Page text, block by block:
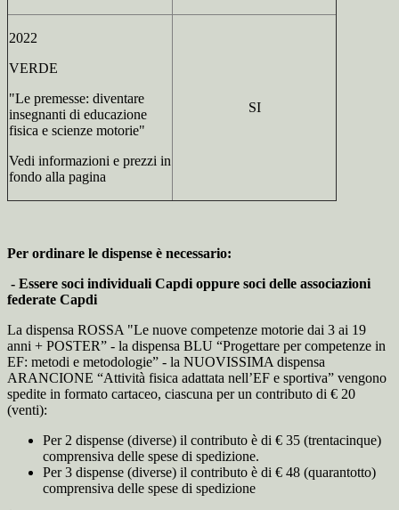
2022
VERDE
"Le premesse: diventare
insegnanti di educazione
fisica e scienze motorie"
Vedi informazioni e prezzi in
fondo alla pagina
SI
Per ordinare le dispense è necessario:
- Essere soci individuali Capdi oppure soci delle associazioni
federate Capdi
La dispensa ROSSA "Le nuove competenze motorie dai 3 ai 19
anni + POSTER” - la dispensa BLU “Progettare per competenze in
EF: metodi e metodologie” - la NUOVISSIMA dispensa
ARANCIONE “Attività fisica adattata nell’EF e sportiva” vengono
spedite in formato cartaceo, ciascuna per un contributo di € 20
(venti):
Per 2 dispense (diverse) il contributo è di € 35 (trentacinque)
comprensiva delle spese di spedizione.
Per 3 dispense (diverse) il contributo è di € 48 (quarantotto)
comprensiva delle spese di spedizione